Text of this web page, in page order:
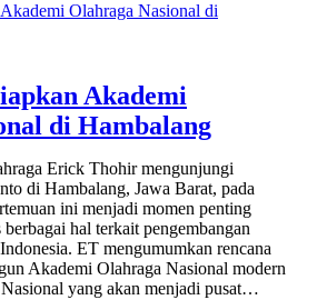
Akademi
di Hambalang
Erick Thohir mengunjungi
di Hambalang, Jawa Barat, pada
ini menjadi momen penting
hal terkait pengembangan
ET mengumumkan rencana
Akademi Olahraga Nasional modern
yang akan menjadi pusat…